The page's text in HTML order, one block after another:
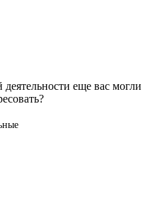
еще вас могли